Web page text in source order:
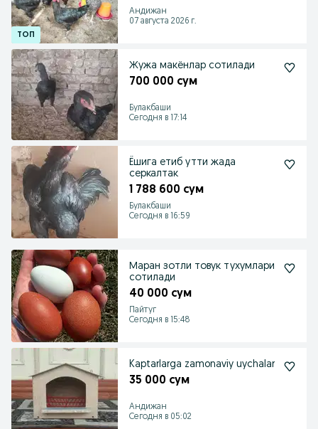
Андижан
07 августа 2026 г.
Жужа макёнлар сотилади
700 000 сум
Булакбаши
Сегодня в 17:14
Ёшига етиб утти жада
серкалтак
1 788 600 сум
Булакбаши
Сегодня в 16:59
Маран зотли товук тухумлари
сотилади
40 000 сум
Пайтуг
Сегодня в 15:48
Kaptarlarga zamonaviy uychalar
35 000 сум
Андижан
Сегодня в 05:02